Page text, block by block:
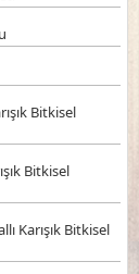
Bitkisel
Bitkisel
Karışık Bitkisel